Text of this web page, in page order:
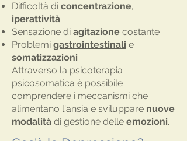
Difficoltà di concentrazione,
iperattività
Sensazione di agitazione costante
Problemi gastrointestinali e
somatizzazioni
Attraverso la psicoterapia
psicosomatica è possibile
comprendere i meccanismi che
alimentano l'ansia e sviluppare nuove
modalità di gestione delle emozioni.